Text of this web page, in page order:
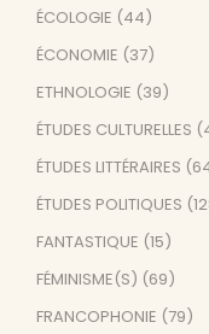
ÉCOLOGIE (44)
ÉCONOMIE (37)
ETHNOLOGIE (39)
ÉTUDES CULTURELLES
ÉTUDES LITTÉRAIRES
ÉTUDES POLITIQUES
FANTASTIQUE (15)
FÉMINISME(S) (69)
FRANCOPHONIE (79)